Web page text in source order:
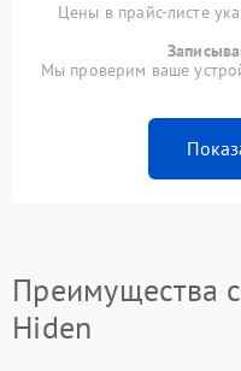
Цены в прайс-листе
Мы проверим ваше
Преимущества
Hiden